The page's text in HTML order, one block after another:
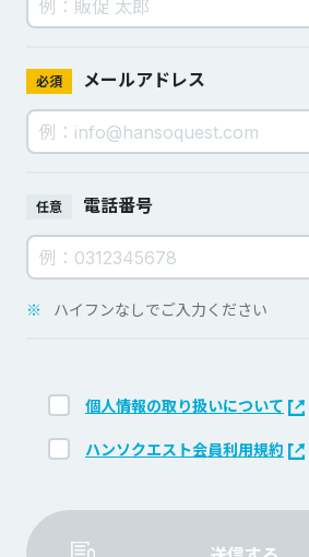
必須 メールアドレス
任意 電話番号
※ ハイフンなしでご入力ください
個人情報の取り扱いについて
ハンソクエスト会員利用規約